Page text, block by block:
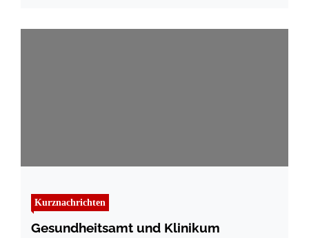
Kurznachrichten
Gesundheitsamt und Klinikum